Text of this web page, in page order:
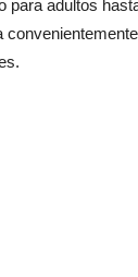
para adultos